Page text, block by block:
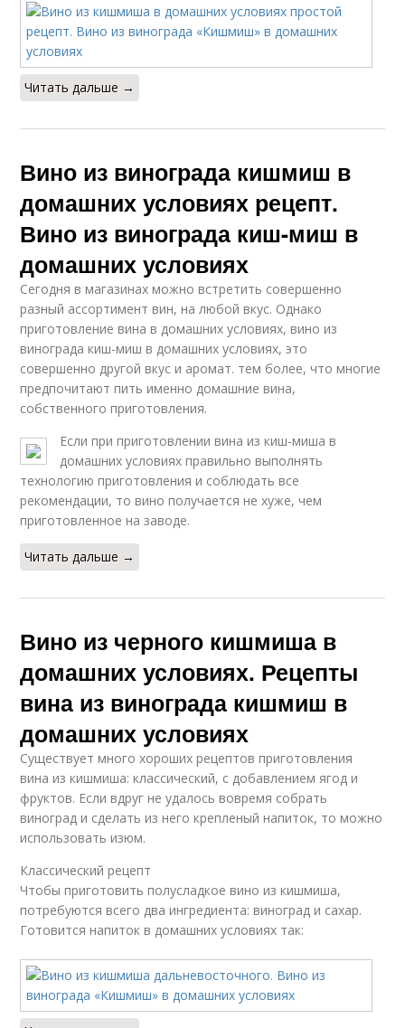
Читать дальше →
Вино из винограда кишмиш в
домашних условиях рецепт.
Вино из винограда киш-миш в
домашних условиях
Сегодня в магазинах можно встретить совершенно
разный ассортимент вин, на любой вкус. Однако
приготовление вина в домашних условиях, вино из
винограда киш-миш в домашних условиях, это
совершенно другой вкус и аромат. тем более, что многие
предпочитают пить именно домашние вина,
собственного приготовления.
Если при приготовлении вина из киш-миша в
домашних условиях правильно выполнять
технологию приготовления и соблюдать все
рекомендации, то вино получается не хуже, чем
приготовленное на заводе.
Читать дальше →
Вино из черного кишмиша в
домашних условиях. Рецепты
вина из винограда кишмиш в
домашних условиях
Существует много хороших рецептов приготовления
вина из кишмиша: классический, с добавлением ягод и
фруктов. Если вдруг не удалось вовремя собрать
виноград и сделать из него крепленый напиток, то можно
использовать изюм.
Классический рецепт
Чтобы приготовить полусладкое вино из кишмиша,
потребуются всего два ингредиента: виноград и сахар.
Готовится напиток в домашних условиях так: